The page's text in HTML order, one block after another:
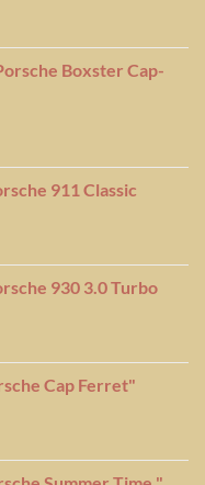
Boxster Cap-
911 Classic
930 3.0 Turbo
Cap Ferret"